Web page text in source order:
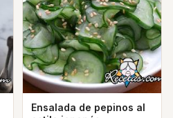
Ensalada de pepinos al